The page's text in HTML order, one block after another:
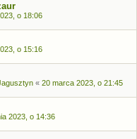
o 18:06
o 15:16
« 20 marca 2023, o 21:45
2023, o 14:36